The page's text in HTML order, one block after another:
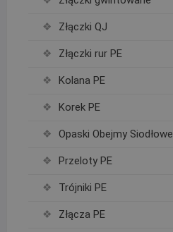
Złączki QJ
Złączki rur PE
Kolana PE
Korek PE
Opaski Obejmy Siodłowe
Przeloty PE
Trójniki PE
Złącza PE